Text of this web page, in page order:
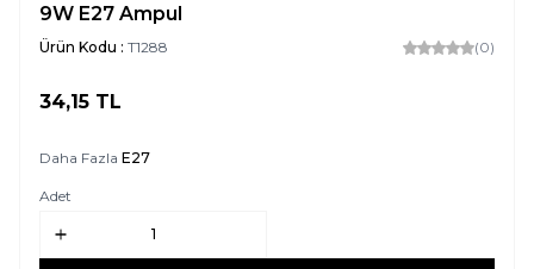
9W E27 Ampul
Ürün Kodu : T1288 (0)
34,15 TL
Daha Fazla E27
Adet